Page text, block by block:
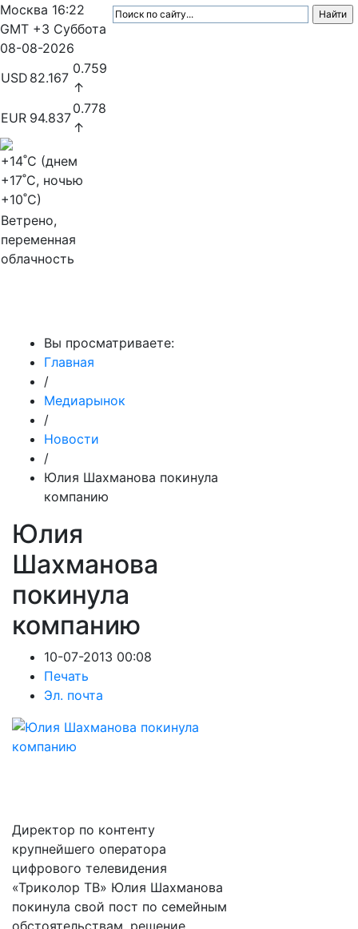
Москва 16:22
GMT +3 Суббота
08-08-2026
USD 82.167
0.759
↑
EUR 94.837
0.778
↑
+14˚C (днем
+17˚C, ночью
+10˚C)
Ветрено,
переменная
облачность
Вы просматриваете:
Главная
/
Медиарынок
/
Новости
/
Юлия Шахманова покинула
компанию
Юлия
Шахманова
покинула
компанию
10-07-2013 00:08
Печать
Эл. почта
Директор по контенту
крупнейшего оператора
цифрового телевидения
«Триколор ТВ» Юлия Шахманова
покинула свой пост по семейным
обстоятельствам, решение